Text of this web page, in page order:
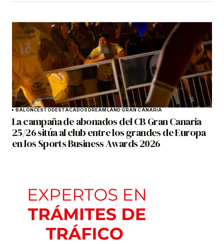
BALONCESTODESTACADOSDREAMLAND GRAN CANARIA
La campaña de abonados del CB Gran Canaria
25/26 sitúa al club entre los grandes de Europa
en los Sports Business Awards 2026